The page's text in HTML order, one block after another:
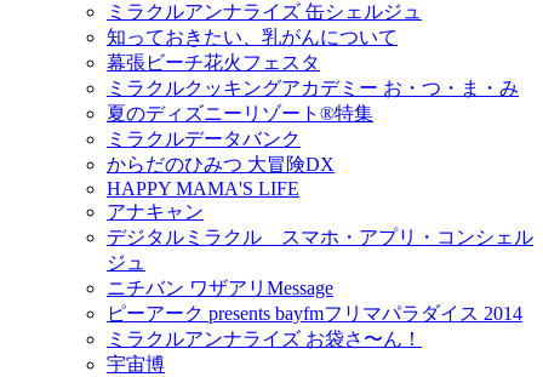
ミラクルアンナライズ 缶シェルジュ
知っておきたい、乳がんについて
幕張ビーチ花火フェスタ
ミラクルクッキングアカデミー お・つ・ま・み
夏のディズニーリゾート®特集
ミラクルデータバンク
からだのひみつ 大冒険DX
HAPPY MAMA'S LIFE
アナキャン
デジタルミラクル スマホ・アプリ・コンシェル
ジュ
ニチバン ワザアリMessage
ピーアーク presents bayfmフリマパラダイス 2014
ミラクルアンナライズ お袋さ〜ん！
宇宙博